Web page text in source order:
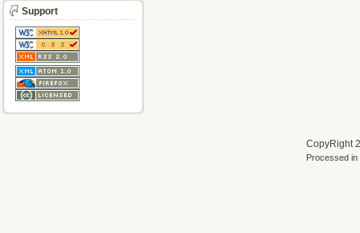
Support
CopyRight
Processed in